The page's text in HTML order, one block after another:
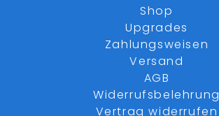
Shop
Upgrades
Zahlungsweisen
Versand
AGB
Widerrufsbelehrung
Vertrag widerrufen